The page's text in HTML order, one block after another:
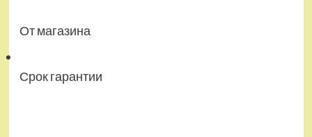
От магазина
Срок гарантии